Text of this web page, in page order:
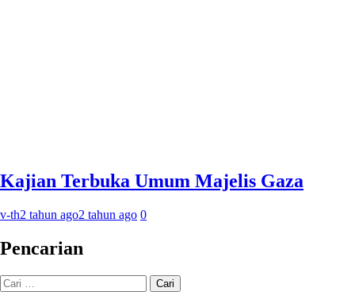
Kajian Terbuka Umum Majelis Gaza
v-th2 tahun ago2 tahun ago 0
Pencarian
Cari
untuk: